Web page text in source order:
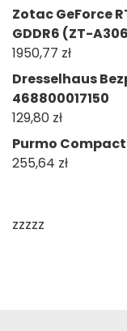
Zotac GeForce
GDDR6 (ZT-
1950,77 zł
Dresselhaus
468800017150
129,80 zł
Purmo Compact
255,64 zł
zzzzz